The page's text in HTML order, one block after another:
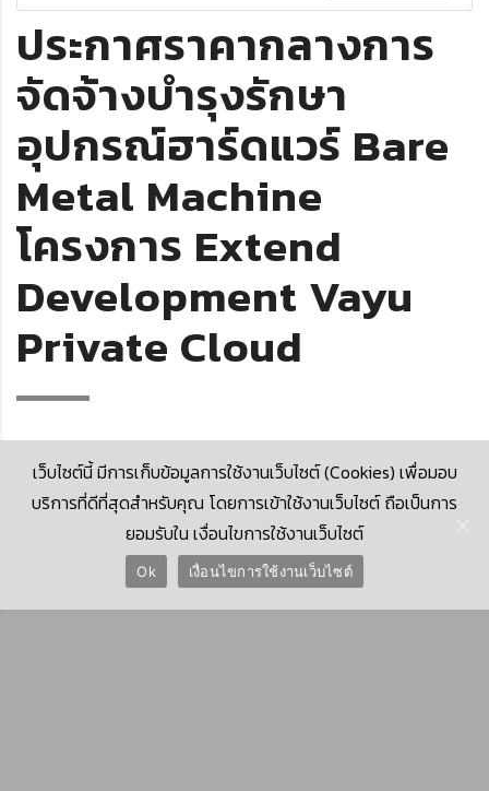
ประกาศราคากลางการ
จัดจ้างบำรุงรักษา
อุปกรณ์ฮาร์ดแวร์ Bare
Metal Machine
โครงการ Extend
Development Vayu
Private Cloud
© 2026 Krungthai Computer Services Co., Ltd. (KTCS)
เว็บไซต์นี้ มีการเก็บข้อมูลการใช้งานเว็บไซต์ (Cookies) เพื่อมอบ
บริการที่ดีที่สุดสำหรับคุณ โดยการเข้าใช้งานเว็บไซต์ ถือเป็นการ
ยอมรับใน เงื่อนไขการใช้งานเว็บไซต์
Ok เงื่อนไขการใช้งานเว็บไซต์